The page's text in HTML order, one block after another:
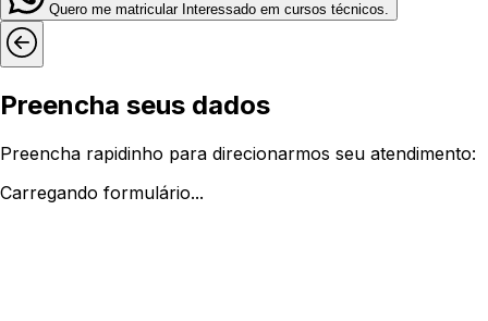
Quero me matricular Interessado em cursos técnicos.
Preencha seus dados
Preencha rapidinho para direcionarmos seu atendimento:
Carregando formulário...